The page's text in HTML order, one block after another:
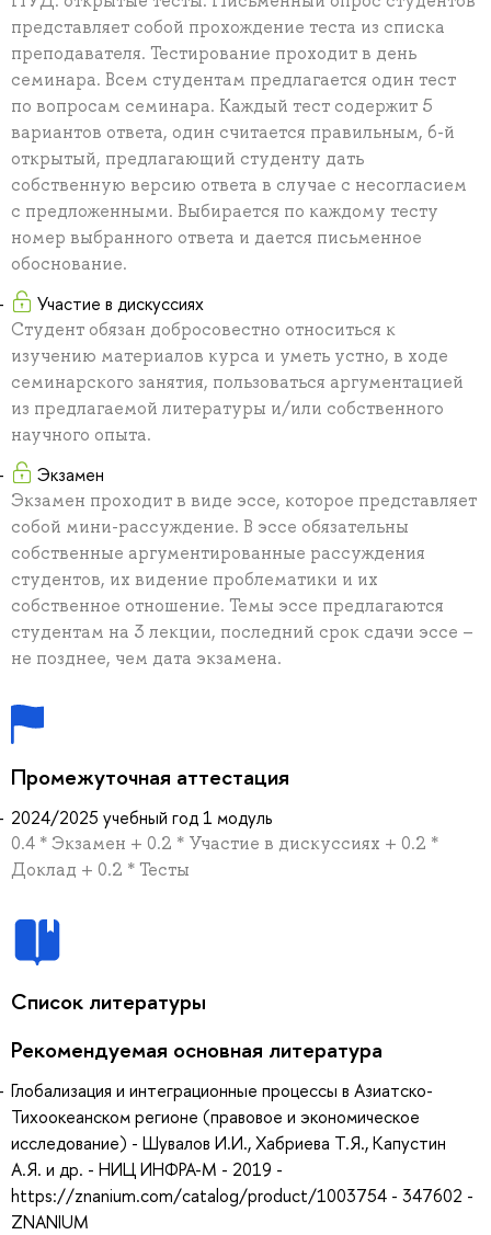
представляет собой прохождение теста из списка
преподавателя. Тестирование проходит в день
семинара. Всем студентам предлагается один тест
по вопросам семинара. Каждый тест содержит 5
вариантов ответа, один считается правильным, 6-й
открытый, предлагающий студенту дать
собственную версию ответа в случае с несогласием
с предложенными. Выбирается по каждому тесту
номер выбранного ответа и дается письменное
обоснование.
Участие в дискуссиях
Студент обязан добросовестно относиться к
изучению материалов курса и уметь устно, в ходе
семинарского занятия, пользоваться аргументацией
из предлагаемой литературы и/или собственного
научного опыта.
Экзамен
Экзамен проходит в виде эссе, которое представляет
собой мини-рассуждение. В эссе обязательны
собственные аргументированные рассуждения
студентов, их видение проблематики и их
собственное отношение. Темы эссе предлагаются
студентам на 3 лекции, последний срок сдачи эссе –
не позднее, чем дата экзамена.
Промежуточная аттестация
2024/2025 учебный год 1 модуль
0.4 * Экзамен + 0.2 * Участие в дискуссиях + 0.2 *
Доклад + 0.2 * Тесты
Список литературы
Рекомендуемая основная литература
Глобализация и интеграционные процессы в Азиатско-
Тихоокеанском регионе (правовое и экономическое
исследование) - Шувалов И.И., Хабриева Т.Я., Капустин
А.Я. и др. - НИЦ ИНФРА-М - 2019 -
https://znanium.com/catalog/product/1003754 - 347602 -
ZNANIUM